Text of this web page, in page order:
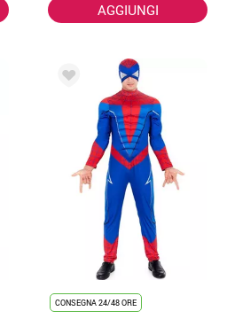
AGGIUNGI
CONSEGNA 24/48 ORE